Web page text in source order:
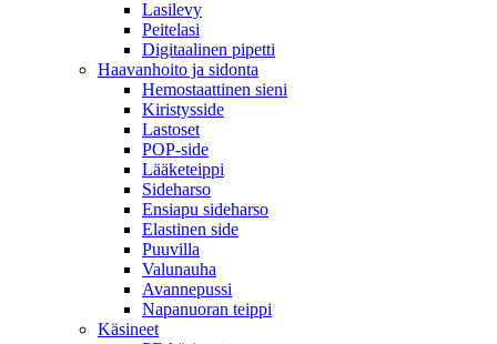
Lasilevy
Peitelasi
Digitaalinen pipetti
Haavanhoito ja sidonta
Hemostaattinen sieni
Kiristysside
Lastoset
POP-side
Lääketeippi
Sideharso
Ensiapu sideharso
Elastinen side
Puuvilla
Valunauha
Avannepussi
Napanuoran teippi
Käsineet